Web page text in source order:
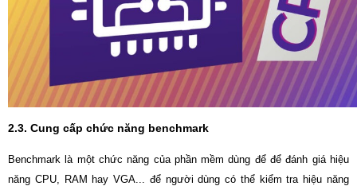
2.3. Cung cấp chức năng benchmark
Benchmark là một chức năng của phần mềm dùng để để đánh giá hiệu
năng CPU, RAM hay VGA... để người dùng có thể kiểm tra hiệu năng